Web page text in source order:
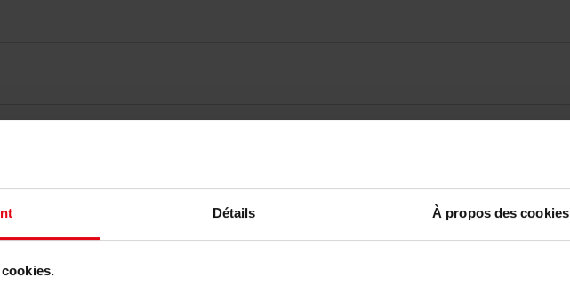
Détails À propos des cookies